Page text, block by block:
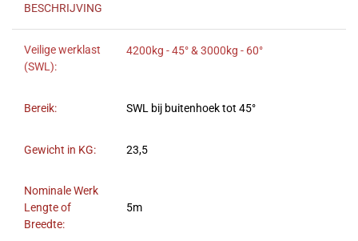
BESCHRIJVING
Veilige werklast
(SWL):
4200kg - 45° & 3000kg - 60°
Bereik: SWL bij buitenhoek tot 45°
Gewicht in KG: 23,5
Nominale Werk
Lengte of
Breedte:
5m